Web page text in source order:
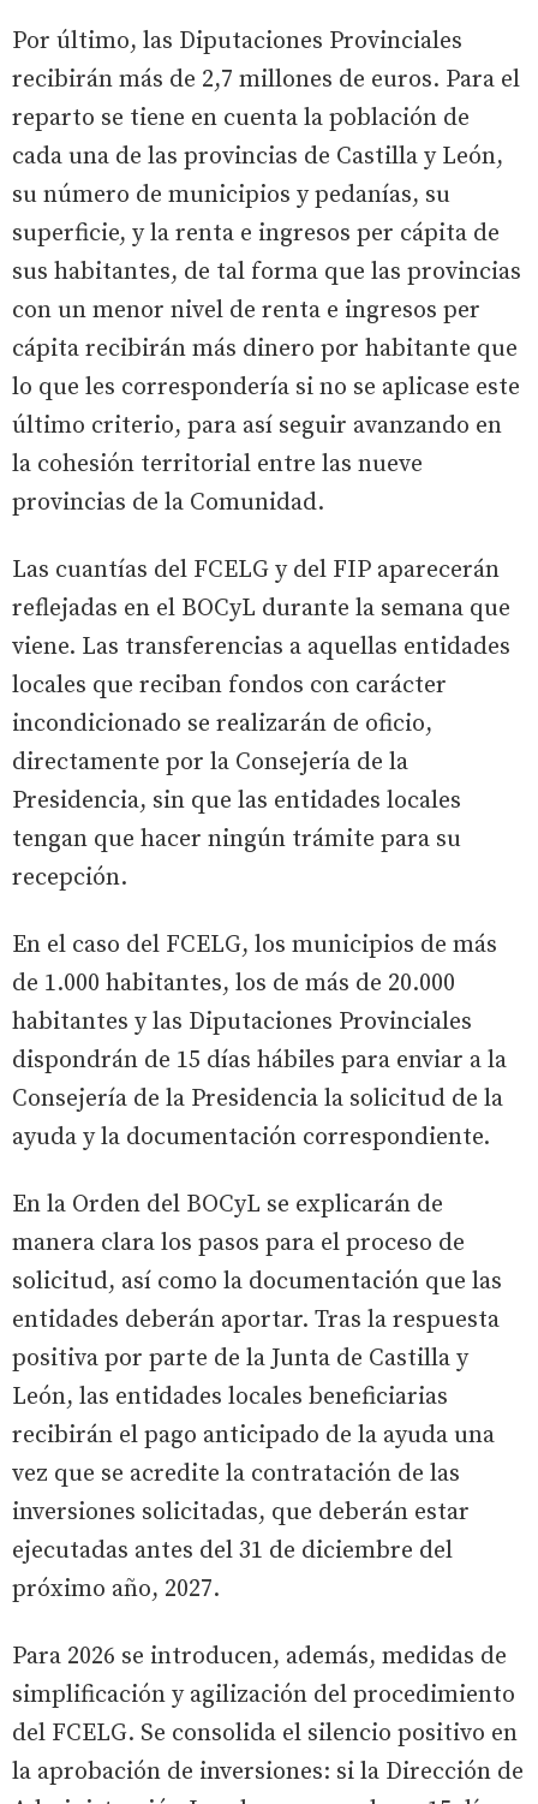
Por último, las Diputaciones Provinciales
recibirán más de 2,7 millones de euros. Para el
reparto se tiene en cuenta la población de
cada una de las provincias de Castilla y León,
su número de municipios y pedanías, su
superficie, y la renta e ingresos per cápita de
sus habitantes, de tal forma que las provincias
con un menor nivel de renta e ingresos per
cápita recibirán más dinero por habitante que
lo que les correspondería si no se aplicase este
último criterio, para así seguir avanzando en
la cohesión territorial entre las nueve
provincias de la Comunidad.
Las cuantías del FCELG y del FIP aparecerán
reflejadas en el BOCyL durante la semana que
viene. Las transferencias a aquellas entidades
locales que reciban fondos con carácter
incondicionado se realizarán de oficio,
directamente por la Consejería de la
Presidencia, sin que las entidades locales
tengan que hacer ningún trámite para su
recepción.
En el caso del FCELG, los municipios de más
de 1.000 habitantes, los de más de 20.000
habitantes y las Diputaciones Provinciales
dispondrán de 15 días hábiles para enviar a la
Consejería de la Presidencia la solicitud de la
ayuda y la documentación correspondiente.
En la Orden del BOCyL se explicarán de
manera clara los pasos para el proceso de
solicitud, así como la documentación que las
entidades deberán aportar. Tras la respuesta
positiva por parte de la Junta de Castilla y
León, las entidades locales beneficiarias
recibirán el pago anticipado de la ayuda una
vez que se acredite la contratación de las
inversiones solicitadas, que deberán estar
ejecutadas antes del 31 de diciembre del
próximo año, 2027.
Para 2026 se introducen, además, medidas de
simplificación y agilización del procedimiento
del FCELG. Se consolida el silencio positivo en
la aprobación de inversiones: si la Dirección de